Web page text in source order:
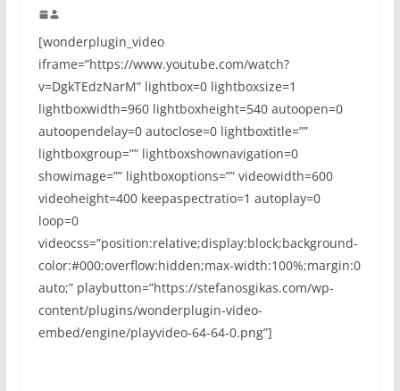
[wonderplugin_video
iframe=”https://www.youtube.com/watch?
v=DgkTEdzNarM” lightbox=0 lightboxsize=1
lightboxwidth=960 lightboxheight=540 autoopen=0
autoopendelay=0 autoclose=0 lightboxtitle=””
lightboxgroup=”” lightboxshownavigation=0
showimage=”” lightboxoptions=”” videowidth=600
videoheight=400 keepaspectratio=1 autoplay=0
loop=0
videocss=”position:relative;display:block;background-
color:#000;overflow:hidden;max-width:100%;margin:0
auto;” playbutton=”https://stefanosgikas.com/wp-
content/plugins/wonderplugin-video-
embed/engine/playvideo-64-64-0.png”]